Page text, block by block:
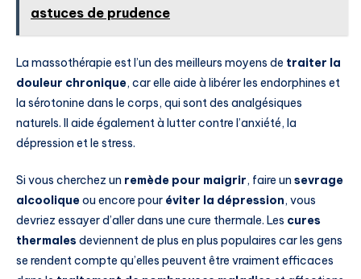
astuces de prudence
La massothérapie est l’un des meilleurs moyens de traiter la
douleur chronique, car elle aide à libérer les endorphines et
la sérotonine dans le corps, qui sont des analgésiques
naturels. Il aide également à lutter contre l’anxiété, la
dépression et le stress.
Si vous cherchez un remède pour maigrir, faire un sevrage
alcooliqueou encore pour éviter la dépression, vous
devriez essayer d’aller dans une cure thermale. Les cures
thermales deviennent de plus en plus populaires car les gens
se rendent compte qu’elles peuvent être vraiment efficaces